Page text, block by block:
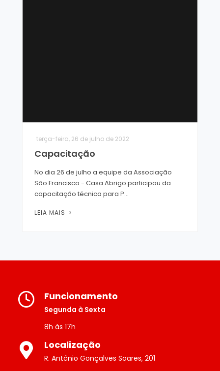
terça-feira, 26 de julho de 2022
Capacitação
No dia 26 de julho a equipe da Associação
São Francisco - Casa Abrigo participou da
capacitação técnica para P...
LEIA MAIS
Funcionamento
Segunda à Sexta
8h às 17h
Localização
R. Antônio Gonçalves Soares, 201